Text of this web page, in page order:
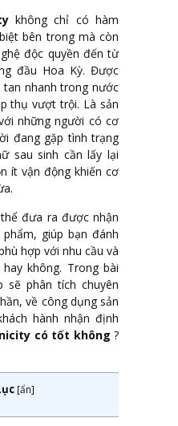
không chỉ có hàm
bên trong mà còn
độc quyền đến từ
đầu Hoa Kỳ. Được
nhanh trong nước
thụ vượt trội. Là sản
những người có cơ
đang gặp tình trạng
sau sinh cần lấy lại
ít vận động khiến cơ
đưa ra được nhận
giúp bạn đánh
hợp với nhu cầu và
không. Trong bài
sẽ phân tích chuyên
về công dụng sản
hành nhận định
có tốt không ?
[ẩn]